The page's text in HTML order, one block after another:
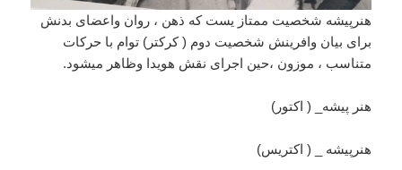
هنرپیشه شخصیت ممتاز یست که ذهن ، روان واعضای بدنش
برای بیان وافرینش شخصیت دوم ( کرکتر) توام با حرکات
متناسب ، موزون ،حین اجرای نقش هویدا وظاهر میشود.
هنر پیشه_ ( اکتور)
هنرپیشه _ ( اکتریس)